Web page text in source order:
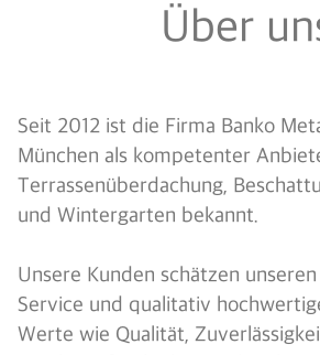
Über
Seit 2012 ist die Firma Banko
München als kompetenter
Terrassenüberdachung,
und Wintergarten bekannt.
Unsere Kunden schätzen
Service und qualitativ
Werte wie Qualität,